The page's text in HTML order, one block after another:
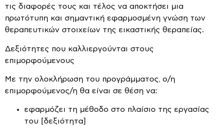
τις διαφορές τους και τέλος να αποκτήσει μια
πρωτότυπη και σημαντική εφαρμοσμένη γνώση των
θεραπευτικών στοιχείων της εικαστικής θεραπείας.
Δεξιότητες που καλλιεργούνται στους
επιμορφούμενους
Με την ολοκλήρωση του προγράμματος, ο/η
επιμορφούμενος/η θα είναι σε θέση να:
εφαρμόζει τη μέθοδο στο πλαίσιο της εργασίας
του [δεξιότητα]